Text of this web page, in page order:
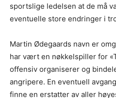
sportslige ledelsen at de må
eventuelle store endringer i
Martin Ødegaards navn er
har vært en nøkkelspiller for
offensiv organiserer og
angripere. En eventuell
finne en erstatter av aller